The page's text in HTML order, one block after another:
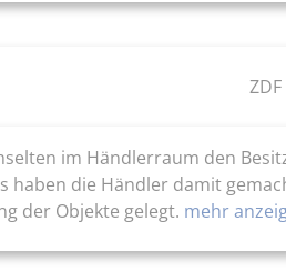
ZDF
im Händlerraum den
haben die Händler damit
der Objekte gelegt. mehr